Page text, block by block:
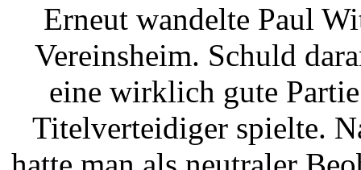
Erneut wandelte Paul
Vereinsheim. Schuld
eine wirklich gute
Titelverteidiger spielte.